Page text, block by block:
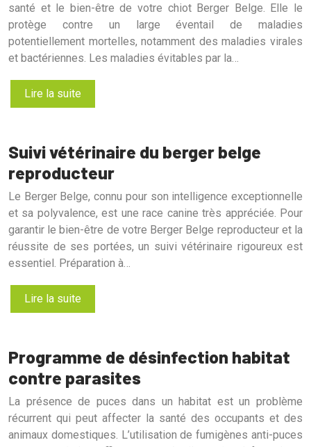
santé et le bien-être de votre chiot Berger Belge. Elle le
protège contre un large éventail de maladies
potentiellement mortelles, notamment des maladies virales
et bactériennes. Les maladies évitables par la…
Lire la suite
Suivi vétérinaire du berger belge
reproducteur
Le Berger Belge, connu pour son intelligence exceptionnelle
et sa polyvalence, est une race canine très appréciée. Pour
garantir le bien-être de votre Berger Belge reproducteur et la
réussite de ses portées, un suivi vétérinaire rigoureux est
essentiel. Préparation à…
Lire la suite
Programme de désinfection habitat
contre parasites
La présence de puces dans un habitat est un problème
récurrent qui peut affecter la santé des occupants et des
animaux domestiques. L’utilisation de fumigènes anti-puces